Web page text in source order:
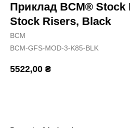
Приклад BCM® Stock
Stock Risers, Black
BCM
BCM-GFS-MOD-3-K85-BLK
5522,00 ₴